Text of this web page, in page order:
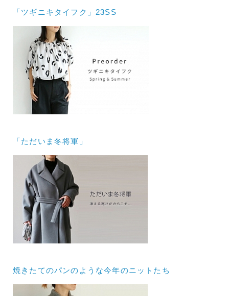
「ツギニキタイフク」23SS
「ただいま冬将軍」
焼きたてのパンのような今年のニットたち